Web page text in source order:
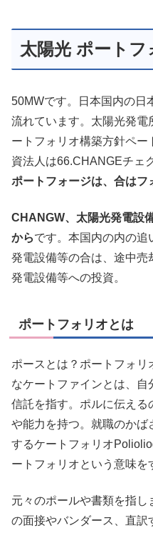
太陽光 ポートフ
50MWです。日本国内の日
流れています。太陽光発電
ートフォリオ構築方針ペ
資法人は66.CHANGEチェ
ポートフォージは、合はフ
CHANGW、太陽光発電設
からです。本国内の内の
発電設備等の合は、途中売
発電設備等への投資。
ポートフォリオとは
ポースとは？ポートフォリ
なケートファインとは、
信託を指す。ポルに伝える
や能力を持つ。就職のかば
するケートフォリオ
ートフォリオという意味を
元々のポールや書類を指
の面接やバンダース、直訳